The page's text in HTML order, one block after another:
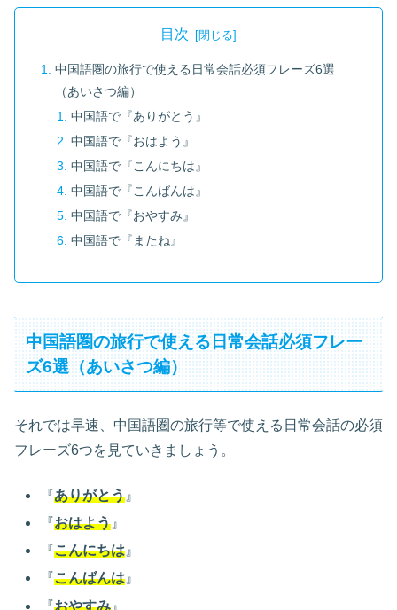
目次
中国語圏の旅行で使える日常会話必須フレーズ6選
（あいさつ編）
中国語で『ありがとう』
中国語で『おはよう』
中国語で『こんにちは』
中国語で『こんばんは』
中国語で『おやすみ』
中国語で『またね』
中国語圏の旅行で使える日常会話必須フレー
ズ6選（あいさつ編）
それでは早速、中国語圏の旅行等で使える日常会話の必須
フレーズ6つを見ていきましょう。
『ありがとう 』
『おはよう 』
『こんにちは 』
『こんばんは 』
『おやすみ 』